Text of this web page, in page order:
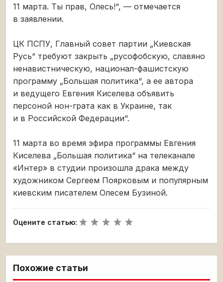
11 марта. Ты прав, Олесь!“, — отмечается
в заявлении.
ЦК ПСПУ, Главный совет партии „Киевская
Русь“ требуют закрыть „русофобскую, славяно
ненавистническую, национал-фашистскую
программу „Большая политика“, а ее автора
и ведущего Евгения Киселева объявить
персоной нон-грата как в Украине, так
и в Российской Федерации“.
11 марта во время эфира программы Евгения
Киселева „Большая политика“ на телеканале
«Интер» в студии произошла драка между
художником Сергеем Поярковым и популярным
киевским писателем Олесем Бузиной.
Оцените статью:
Похожие статьи